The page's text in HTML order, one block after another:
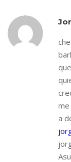
me
a